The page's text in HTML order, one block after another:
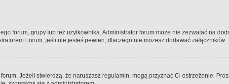
forum, grupy lub też użytkownika. Administrator forum może nie zezwalać na
Forum, jeśli nie jesteś pewien, dlaczego nie możesz dodawać załączników.
Jeżeli stwierdzą, że naruszasz regulamin, mogą przyznać Ci ostrzeżenie.